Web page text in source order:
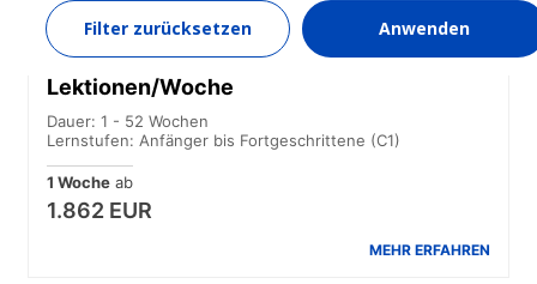
Filter zurücksetzen Anwenden
Standardkurs Kombiunterricht, 20+10
Lektionen/Woche
Dauer: 1 - 52 Wochen
Lernstufen: Anfänger bis Fortgeschrittene (C1)
1 Woche ab
1.862 EUR
MEHR ERFAHREN